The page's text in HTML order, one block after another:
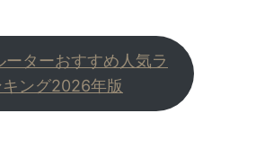
ーターおすすめ人気ラ
キング2026年版